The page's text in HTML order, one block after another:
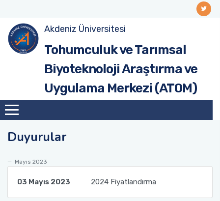
Akdeniz Üniversitesi
Tohumculuk ve Tarımsal
Biyoteknoloji Araştırma ve
Uygulama Merkezi (ATOM)
Duyurular
Mayıs 2023
03 Mayıs 2023 2024 Fiyatlandırma